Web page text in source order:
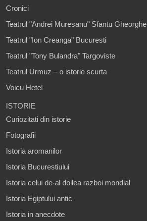
Cronici
Teatrul "Andrei Muresanu" Sfantu Gheorghe
Teatrul "Ion Creanga" Bucuresti
Teatrul "Tony Bulandra" Targoviste
Teatrul Urmuz – o istorie scurta
Voicu Hetel
ISTORIE
Curiozitati din istorie
Fotografii
Istoria aromanilor
Istoria Bucurestiului
Istoria celui de-al doilea razboi mondial
Istoria Egiptului antic
Istoria in anecdote